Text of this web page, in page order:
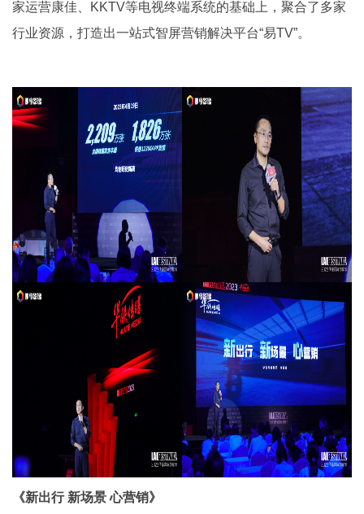
家运营康佳、KKTV等电视终端系统的基础上，聚合了多家
行业资源，打造出一站式智屏营销解决平台“易TV”。
《新出行 新场景 心营销》